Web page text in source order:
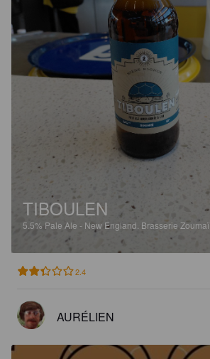
TIBOULEN
5.5% Pale Ale - New England. Brasserie Zoumaï.
2.4
AURÉLIEN